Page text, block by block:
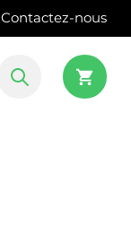
Contactez-nous